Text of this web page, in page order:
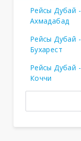
Рейсы Дубай -
Ахмадабад
Рейсы Дубай -
Бухарест
Рейсы Дубай -
Коччи